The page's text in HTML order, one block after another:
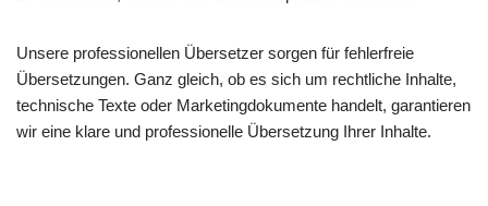
Unsere professionellen Übersetzer sorgen für fehlerfreie
Übersetzungen. Ganz gleich, ob es sich um rechtliche Inhalte,
technische Texte oder Marketingdokumente handelt, garantieren
wir eine klare und professionelle Übersetzung Ihrer Inhalte.